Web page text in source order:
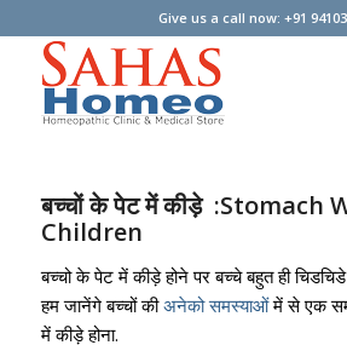
Give us a call now: +91
बच्चों के पेट में कीड़े :Stomach
Children
बच्चो के पेट में कीड़े होने पर बच्चे बहुत ही
हम जानेंगे बच्चों कीअनेको समस्याओंमें से एक
में कीड़े होना.